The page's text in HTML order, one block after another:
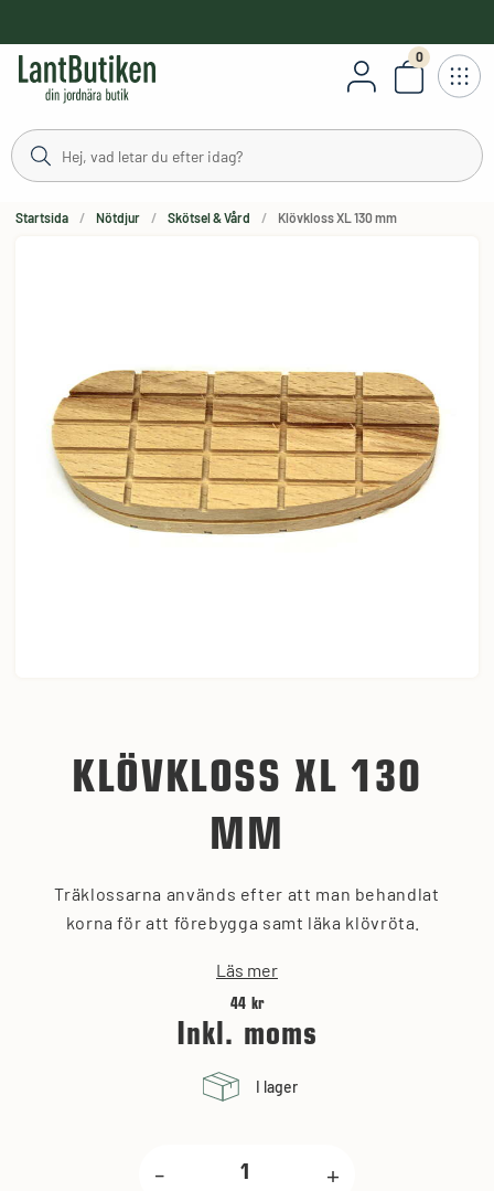
0
Antal
Startsida Nötdjur Skötsel & Vård Klövkloss XL 130 mm
KLÖVKLOSS XL 130
MM
Träklossarna används efter att man behandlat
korna för att förebygga samt läka klövröta.
Läs mer
44 kr
Inkl. moms
I lager
- +